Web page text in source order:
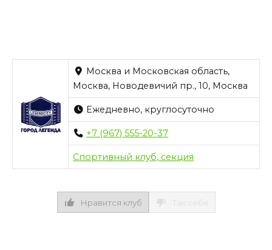
Москва и Московская область,
Москва, Новодевичий пр., 10, Москва
Ежедневно, круглосуточно
+7 (967) 555-20-37
Спортивный клуб, секция
Нравится клуб